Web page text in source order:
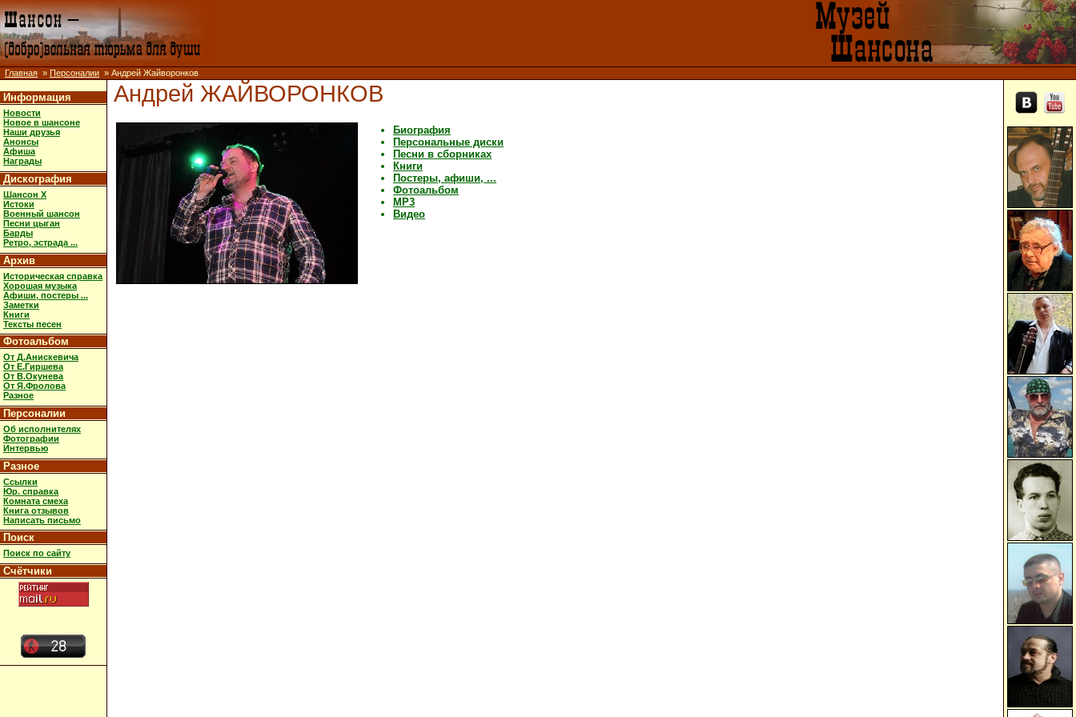
Главная » Персоналии » Андрей Жайворонков
Информация
Новости
Новое в шансоне
Наши друзья
Анонсы
Афиша
Награды
Дискография
Шансон X
Истоки
Военный шансон
Песни цыган
Барды
Ретро, эстрада ...
Архив
Историческая справка
Хорошая музыка
Афиши, постеры ...
Заметки
Книги
Тексты песен
Фотоальбом
От Д.Анискевича
От Е.Гиршева
От В.Окунева
От Я.Фролова
Разное
Персоналии
Об исполнителях
Фотографии
Интервью
Разное
Ссылки
Юр. справка
Комната смеха
Книга отзывов
Написать письмо
Поиск
Поиск по сайту
Счётчики
Андрей ЖАЙВОРОНКОВ
Биография
Персональные диски
Песни в сборниках
Книги
Постеры, афиши, ...
Фотоальбом
MP3
Видео